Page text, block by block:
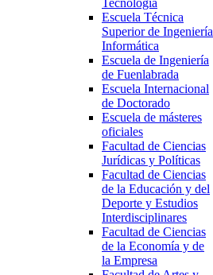
Tecnología
Escuela Técnica
Superior de Ingeniería
Informática
Escuela de Ingeniería
de Fuenlabrada
Escuela Internacional
de Doctorado
Escuela de másteres
oficiales
Facultad de Ciencias
Jurídicas y Políticas
Facultad de Ciencias
de la Educación y del
Deporte y Estudios
Interdisciplinares
Facultad de Ciencias
de la Economía y de
la Empresa